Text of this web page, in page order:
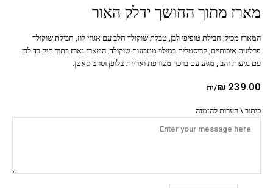
מארז מתוך החושך ידלק האור
₪ 239.00 /יח
כיתוב \ הערות להזמנה
המארז מכיל: חבילת טופיפי לבן, טבלת שוקולד חלב עם אגוזי לוז, חבילת שוקולד
פרלינים איכותיים, קריסטלית במילוי מטבעות שוקולד. המארז נארז בתוך תיק בד לבן
עם נגיעות זהב , מגיע עם ברכה מצורפת ואריזת צלופן וסרט סאטן.